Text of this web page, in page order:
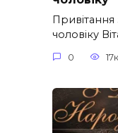
чоловіку
0 17к.